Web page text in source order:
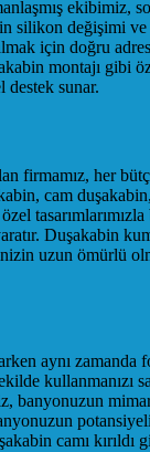
değişimi
için doğru
montajı
destek sunar.
firmamız, her
cam
Duşakabin
uzun ömürlü
aynı
camı